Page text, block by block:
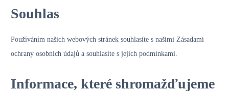
Souhlas
Používáním našich webových stránek souhlasíte s našimi Zásadami
ochrany osobních údajů a souhlasíte s jejich podmínkami.
Informace, které shromažďujeme